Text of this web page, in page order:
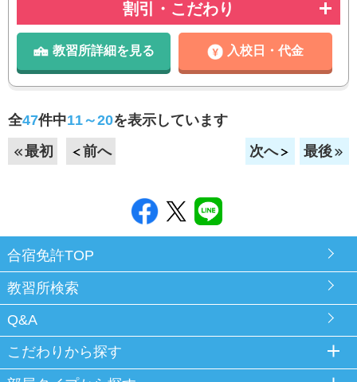
割引・こだわり
教習所詳細を見る 入校日・代金
全47件中11～20を表示しています
最初
前へ 次へ 最後
合宿免許TOP
教習所検索
Q&A
こだわりから探す